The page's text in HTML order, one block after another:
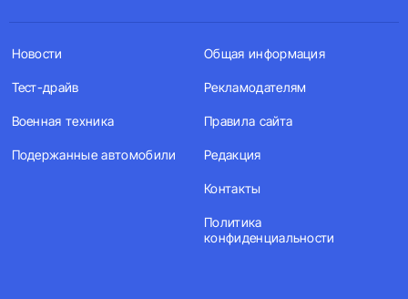
Новости
Тест-драйв
Военная техника
Подержанные автомобили
Общая информация
Рекламодателям
Правила сайта
Редакция
Контакты
Политика
конфиденциальности